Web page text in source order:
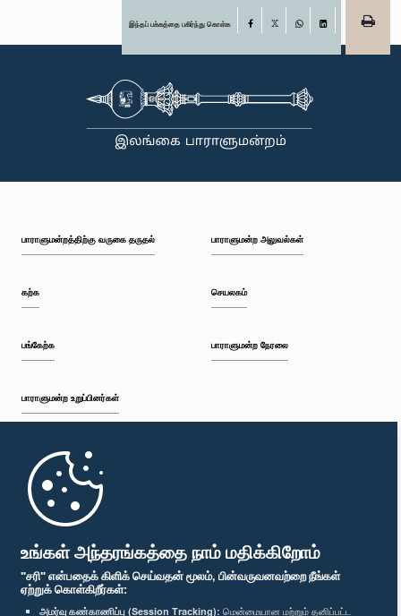
உங்கள் அந்தரங்கத்தை நாம் மதிக்கிறோம்
"சரி" என்பதைக் கிளிக் செய்வதன் மூலம், பின்வருவனவற்றை நீங்கள்
ஏற்றுக் கொள்கிறீர்கள்:
அமர்வு கண்காணிப்பு (Session Tracking): மென்மையான மற்றும் தனிப்பட்ட
இந்தப் பக்கத்தை பகிர்ந்து கொள்க Facebook
பாராளுமன்றத்திற்கு வருகை தருதல்
கற்க
பங்கேற்க
பாராளுமன்ற உறுப்பினர்கள்
முதற்பக்கம்
பாராளுமன்ற அலுவல்கள்
செயலகம்
பாராளுமன்ற நேரலை
பாராளுமன்ற கையடக்க செயலி